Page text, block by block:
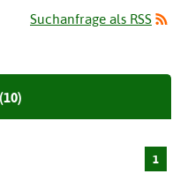
Suchanfrage als RSS
1